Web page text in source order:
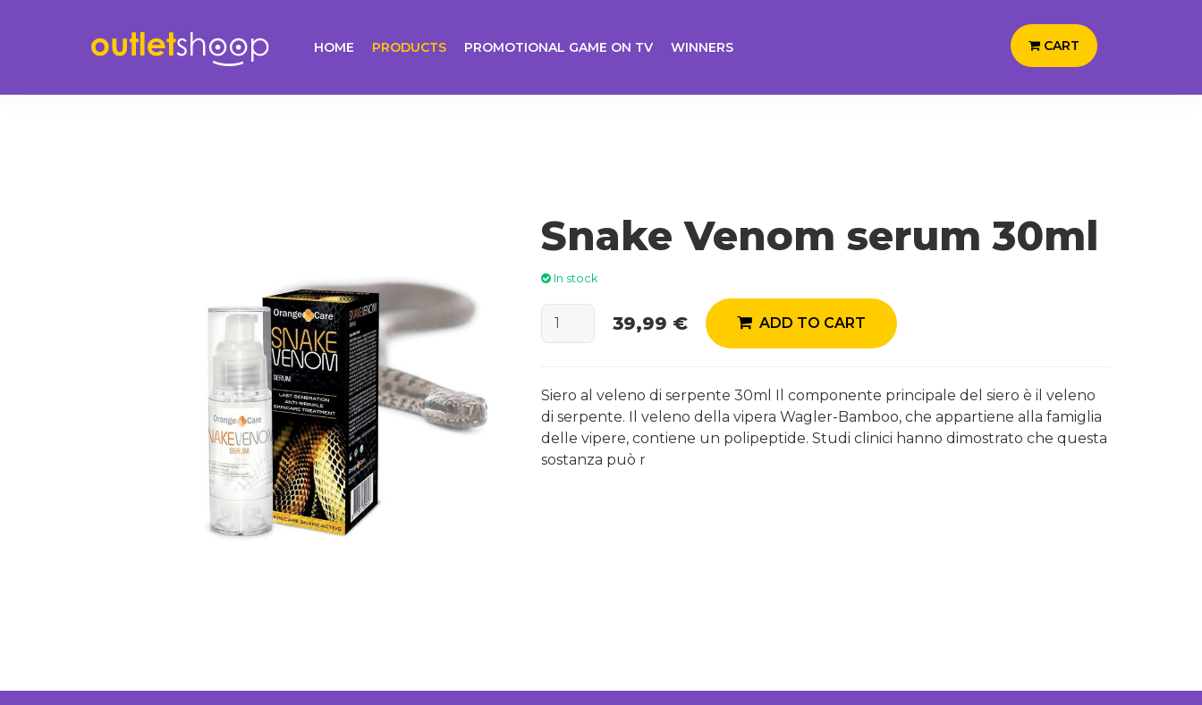
HOME PRODUCTS PROMOTIONAL GAME ON TV WINNERS CART
Snake Venom serum 30ml
In stock
39,99 € ADD TO CART
Siero al veleno di serpente 30ml Il componente principale del siero è il veleno
di serpente. Il veleno della vipera Wagler-Bamboo, che appartiene alla famiglia
delle vipere, contiene un polipeptide. Studi clinici hanno dimostrato che questa
sostanza può r